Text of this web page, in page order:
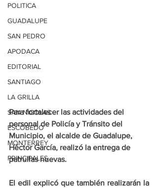
POLITICA
GUADALUPE
SAN PEDRO
APODACA
EDITORIAL
SANTIAGO
LA GRILLA
SAN NICOLAS
ESCOBEDO
MONTERREY
PRINCIPALES
Para fortalecer las actividades del
personal de Policía y Tránsito del
Municipio, el alcalde de Guadalupe,
Héctor García, realizó la entrega de
patrullas nuevas.
El edil explicó que también realizarán la